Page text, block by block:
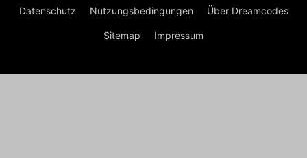
Datenschutz Nutzungsbedingungen Über Dreamcodes
Sitemap Impressum